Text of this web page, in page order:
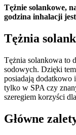
Tężnie solankowe,
godzina inhalacji
Tężnia
Tężnia solankowa to
sodowych. Dzięki
posiadają dodatkowo
tylko w SPA czy
szeregiem korzyści
Główne